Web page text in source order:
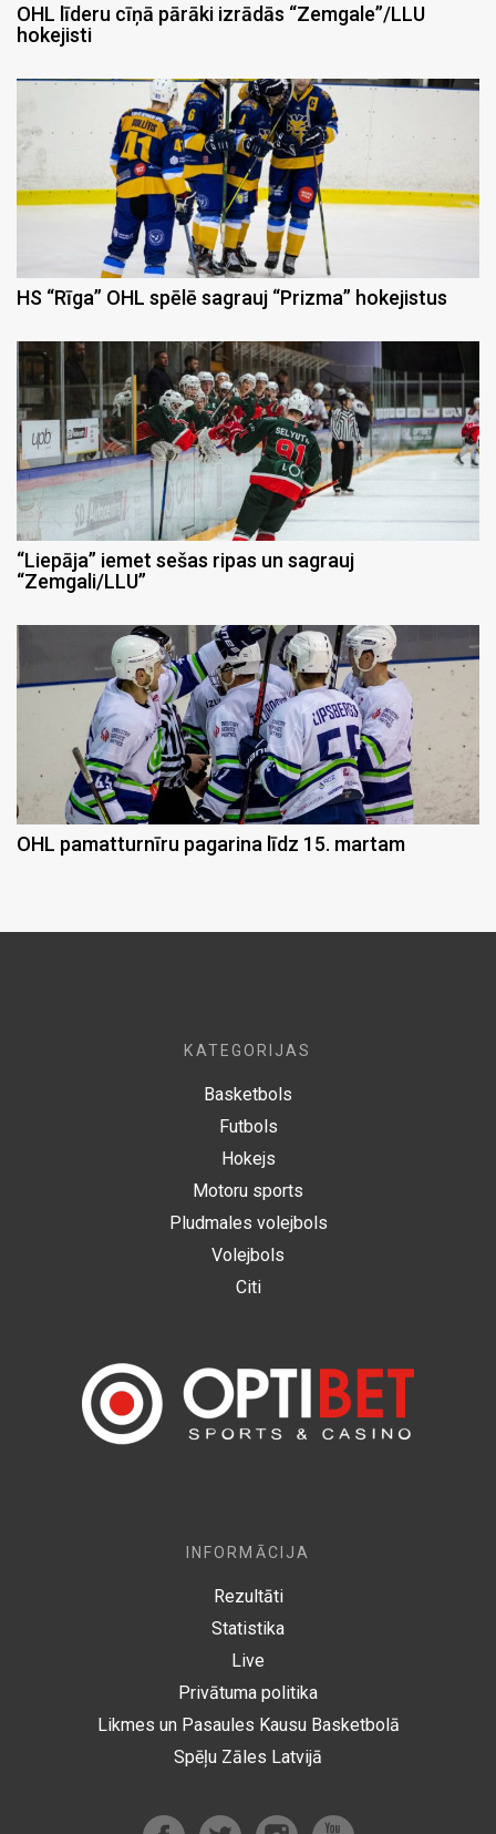
OHL līderu cīņā pārāki izrādās “Zemgale”/LLU
hokejisti
HS “Rīga” OHL spēlē sagrauj “Prizma” hokejistus
“Liepāja” iemet sešas ripas un sagrauj
“Zemgali/LLU”
OHL pamatturnīru pagarina līdz 15. martam
KATEGORIJAS
Basketbols
Futbols
Hokejs
Motoru sports
Pludmales volejbols
Volejbols
Citi
INFORMĀCIJA
Rezultāti
Statistika
Live
Privātuma politika
Likmes un Pasaules Kausu Basketbolā
Spēļu Zāles Latvijā